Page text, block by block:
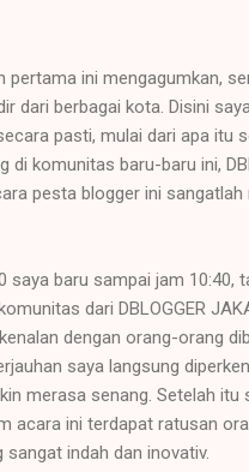
pertama ini mengagumkan,
dari berbagai kota. Disini
pasti, mulai dari apa itu
komunitas baru-baru ini,
pesta blogger ini sangatlah
baru sampai jam 10:40,
dari DBLOGGER
dengan orang-orang
saya langsung
merasa senang. Setelah itu
acara ini terdapat ratusan
indah dan inovativ.